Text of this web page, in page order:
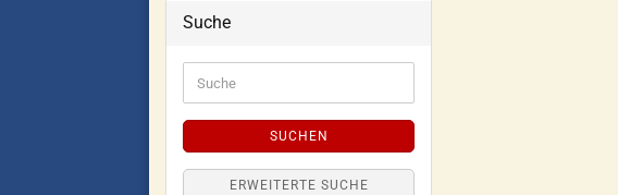
Suche
SUCHEN
ERWEITERTE SUCHE